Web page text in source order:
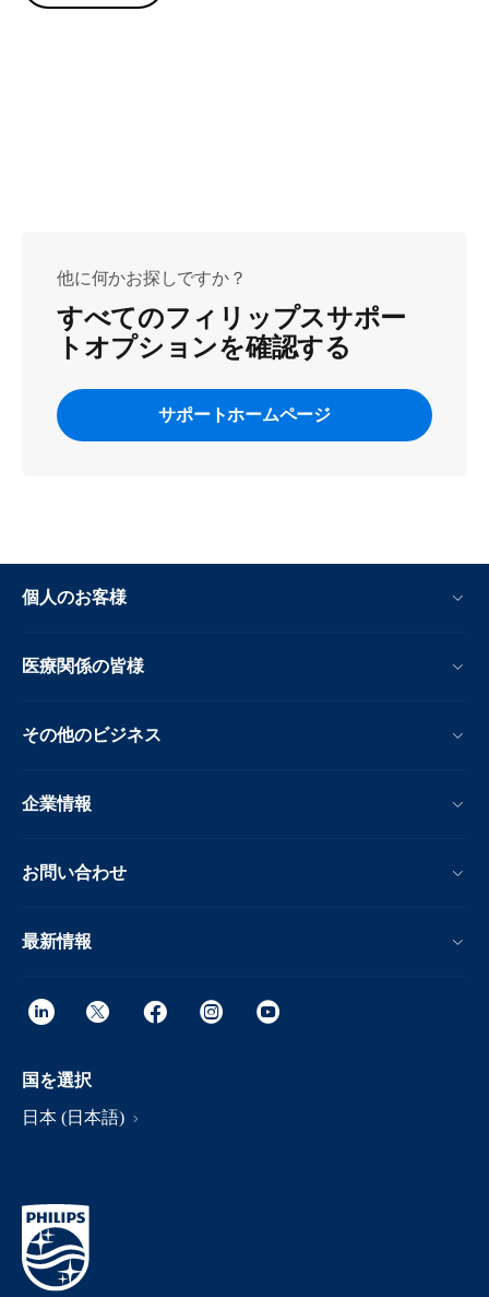
他に何かお探しですか？
すべてのフィリップスサポー
トオプションを確認する
サポートホームページ
個人のお客様
医療関係の皆様
その他のビジネス
企業情報
お問い合わせ
最新情報
国を選択
日本 (日本語)